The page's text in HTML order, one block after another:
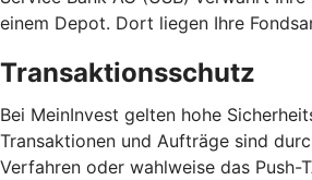
einem Depot. Dort liegen Ihre
Transaktionsschutz
Bei MeinInvest gelten hohe
Transaktionen und Aufträge sind
Verfahren oder wahlweise das Push-